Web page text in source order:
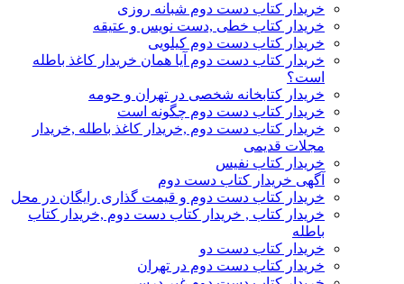
خریدار کتاب دست دوم شبانه روزی
خریدار کتاب خطی ,دست نویس و عتیقه
خریدار کتاب دست دوم کیلویی
خریدار کتاب دست دوم آیا همان خریدار کاغذ باطله
است؟
خریدار کتابخانه شخصی در تهران و حومه
خریدار کتاب دست دوم چگونه است
خریدار کتاب دست دوم ,خریدار کاغذ باطله ,خریدار
مجلات قدیمی
خریدار کتاب نفیس
آگهی خریدار کتاب دست دوم
خریدار کتاب دست دوم و قیمت گذاری رایگان در محل
خریدار کتاب , خریدار کتاب دست دوم ,خریدار کتاب
باطله
خریدار کتاب دست دو
خریدار کتاب دست دوم در تهران